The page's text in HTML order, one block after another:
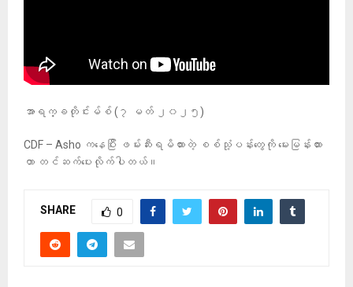
အာရက္ခတိုင်းမ်စ် (၇ မတ် ၂၀၂၅)
CDF – Asho ကနေပြီး ဖမ်းဆီးရမိထားတဲ့ စစ်သုံ့ပန်းတွေကို မေးမြန်းထား
တာ တင်ဆက်ပေးလိုက်ပါတယ်။
SHARE 0